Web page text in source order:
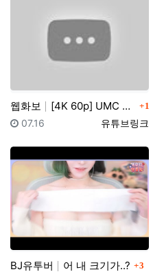
웹화보 [4K 60p] UMC X 팬더티비 MotorShow … 댓글
1
등록자
유튜브링크
등록일
07.16
BJ유투버 어 내 크기가..? 댓글
3